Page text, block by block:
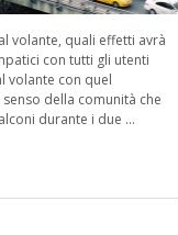
volante, quali effetti avrà
con tutti gli utenti
volante con quel
della comunità che
durante i due …